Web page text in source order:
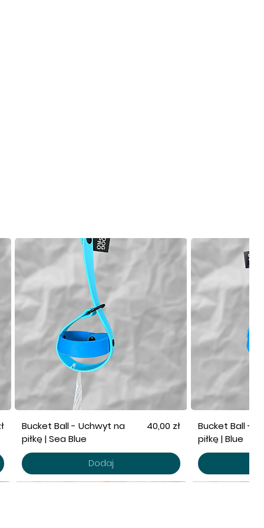
Bucket Ball - Uchwyt na
piłkę | Sea Blue
Cena
40,00 zł
Dodaj
Bucket Ball -
piłkę | Blue